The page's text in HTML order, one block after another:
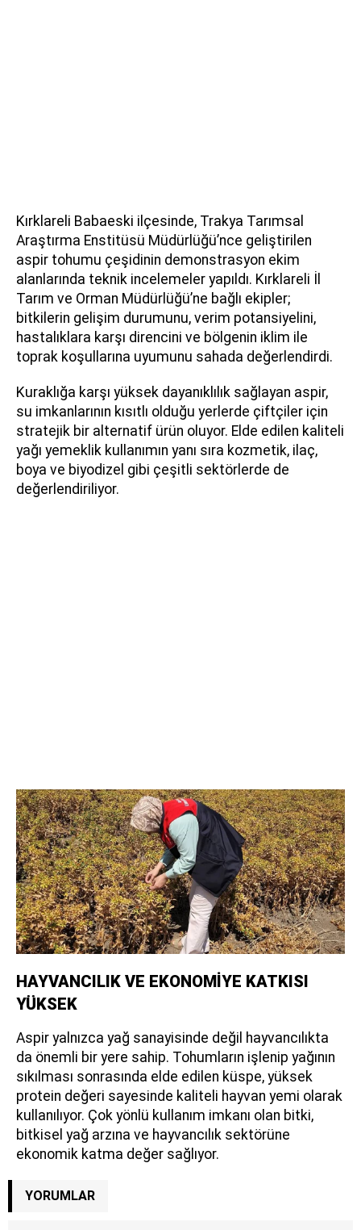
Kırklareli Babaeski ilçesinde, Trakya Tarımsal
Araştırma Enstitüsü Müdürlüğü’nce geliştirilen
aspir tohumu çeşidinin demonstrasyon ekim
alanlarında teknik incelemeler yapıldı. Kırklareli İl
Tarım ve Orman Müdürlüğü’ne bağlı ekipler;
bitkilerin gelişim durumunu, verim potansiyelini,
hastalıklara karşı direncini ve bölgenin iklim ile
toprak koşullarına uyumunu sahada değerlendirdi.
Kuraklığa karşı yüksek dayanıklılık sağlayan aspir,
su imkanlarının kısıtlı olduğu yerlerde çiftçiler için
stratejik bir alternatif ürün oluyor. Elde edilen kaliteli
yağı yemeklik kullanımın yanı sıra kozmetik, ilaç,
boya ve biyodizel gibi çeşitli sektörlerde de
değerlendiriliyor.
HAYVANCILIK VE EKONOMİYE KATKISI
YÜKSEK
Aspir yalnızca yağ sanayisinde değil hayvancılıkta
da önemli bir yere sahip. Tohumların işlenip yağının
sıkılması sonrasında elde edilen küspe, yüksek
protein değeri sayesinde kaliteli hayvan yemi olarak
kullanılıyor. Çok yönlü kullanım imkanı olan bitki,
bitkisel yağ arzına ve hayvancılık sektörüne
ekonomik katma değer sağlıyor.
YORUMLAR